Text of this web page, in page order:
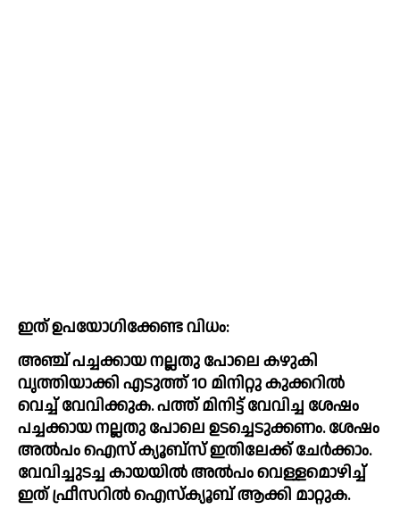
ഇത് ഉപയോഗിക്കേണ്ട വിധം:
അഞ്ച് പച്ചക്കായ നല്ലതു പോലെ കഴുകി
വൃത്തിയാക്കി എടുത്ത് 10 മിനിറ്റു കുക്കറില്‍
വെച്ച്‌ വേവിക്കുക. പത്ത് മിനിട്ട് വേവിച്ച ശേഷം
പച്ചക്കായ നല്ലതു പോലെ ഉടച്ചെടുക്കണം. ശേഷം
അല്‍പം ഐസ് ക്യൂബ്‌സ് ഇതിലേക്ക് ചേര്‍ക്കാം.
വേവിച്ചുടച്ച കായയില്‍ അല്‍പം വെള്ളമൊഴിച്ച്‌
ഇത് ഫ്രീസറില്‍ ഐസ്‌ക്യൂബ് ആക്കി മാറ്റുക.